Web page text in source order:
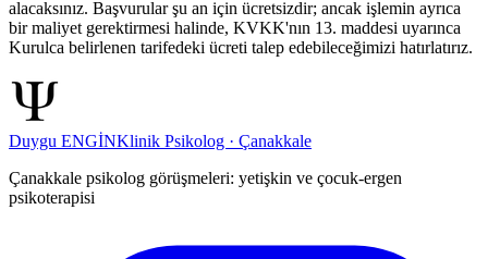
alacaksınız. Başvurular şu an için ücretsizdir; ancak işlemin ayrıca
bir maliyet gerektirmesi halinde, KVKK'nın 13. maddesi uyarınca
Kurulca belirlenen tarifedeki ücreti talep edebileceğimizi hatırlatırız.
Duygu ENGİNKlinik Psikolog · Çanakkale
Çanakkale psikolog görüşmeleri: yetişkin ve çocuk-ergen
psikoterapisi